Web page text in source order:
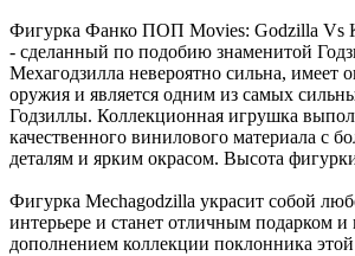
Фигурка Фанко ПОП Movies: Godzilla Vs
- сделанный по подобию знаменитой
Мехагодзилла невероятно сильна, имеет
оружия и является одним из самых
Годзиллы. Коллекционная игрушка
качественного винилового материала с
деталям и ярким окрасом. Высота
Фигурка Mechagodzilla украсит собой
интерьере и станет отличным подарком
дополнением коллекции поклонника